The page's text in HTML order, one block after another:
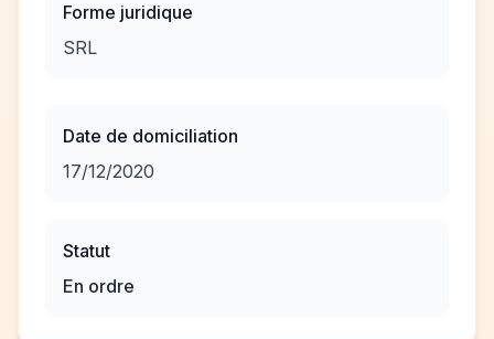
Forme juridique
SRL
Date de domiciliation
17/12/2020
Statut
En ordre